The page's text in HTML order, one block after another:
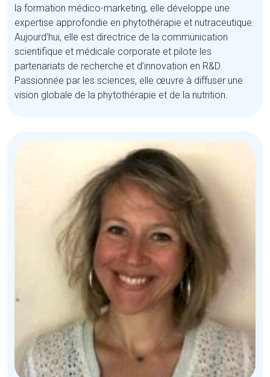
la formation médico-marketing, elle développe une
expertise approfondie en phytothérapie et nutraceutique.
Aujourd’hui, elle est directrice de la communication
scientifique et médicale corporate et pilote les
partenariats de recherche et d’innovation en R&D.
Passionnée par les sciences, elle œuvre à diffuser une
vision globale de la phytothérapie et de la nutrition.